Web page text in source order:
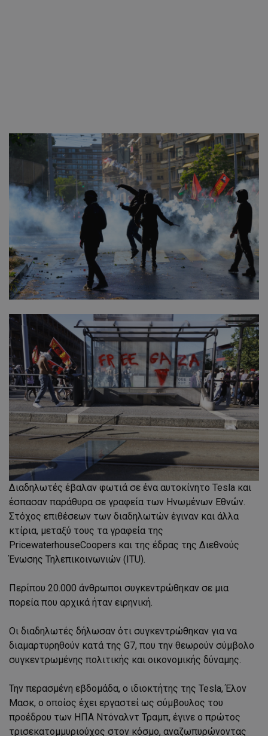
Διαδηλωτές έβαλαν φωτιά σε ένα αυτοκίνητο Tesla και
έσπασαν παράθυρα σε γραφεία των Ηνωμένων Εθνών.
Στόχος επιθέσεων των διαδηλωτών έγιναν και άλλα
κτίρια, μεταξύ τους τα γραφεία της
PricewaterhouseCoopers και της έδρας της Διεθνούς
Ένωσης Τηλεπικοινωνιών (ITU).
Περίπου 20.000 άνθρωποι συγκεντρώθηκαν σε μια
πορεία που αρχικά ήταν ειρηνική.
Οι διαδηλωτές δήλωσαν ότι συγκεντρώθηκαν για να
διαμαρτυρηθούν κατά της G7, που την θεωρούν σύμβολο
συγκεντρωμένης πολιτικής και οικονομικής δύναμης.
Την περασμένη εβδομάδα, ο ιδιοκτήτης της Tesla, Έλον
Μασκ, ο οποίος έχει εργαστεί ως σύμβουλος του
προέδρου των ΗΠΑ Ντόναλντ Τραμπ, έγινε ο πρώτος
τρισεκατομμυριούχος στον κόσμο, αναζωπυρώνοντας